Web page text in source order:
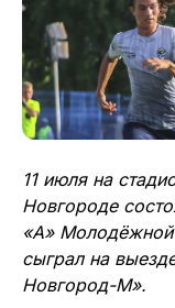
11 июля на
Новгороде
«А»
сыграл на
Новгород-М».